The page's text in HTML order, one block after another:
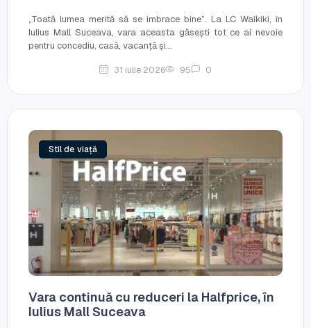
„Toată lumea merită să se imbrace bine”. La LC Waikiki, în
Iulius Mall Suceava, vara aceasta găsești tot ce ai nevoie
pentru concediu, casă, vacanță și...
31 iulie 2026 95 0
Stil de viață
Vara continuă cu reduceri la Halfprice, în
Iulius Mall Suceava